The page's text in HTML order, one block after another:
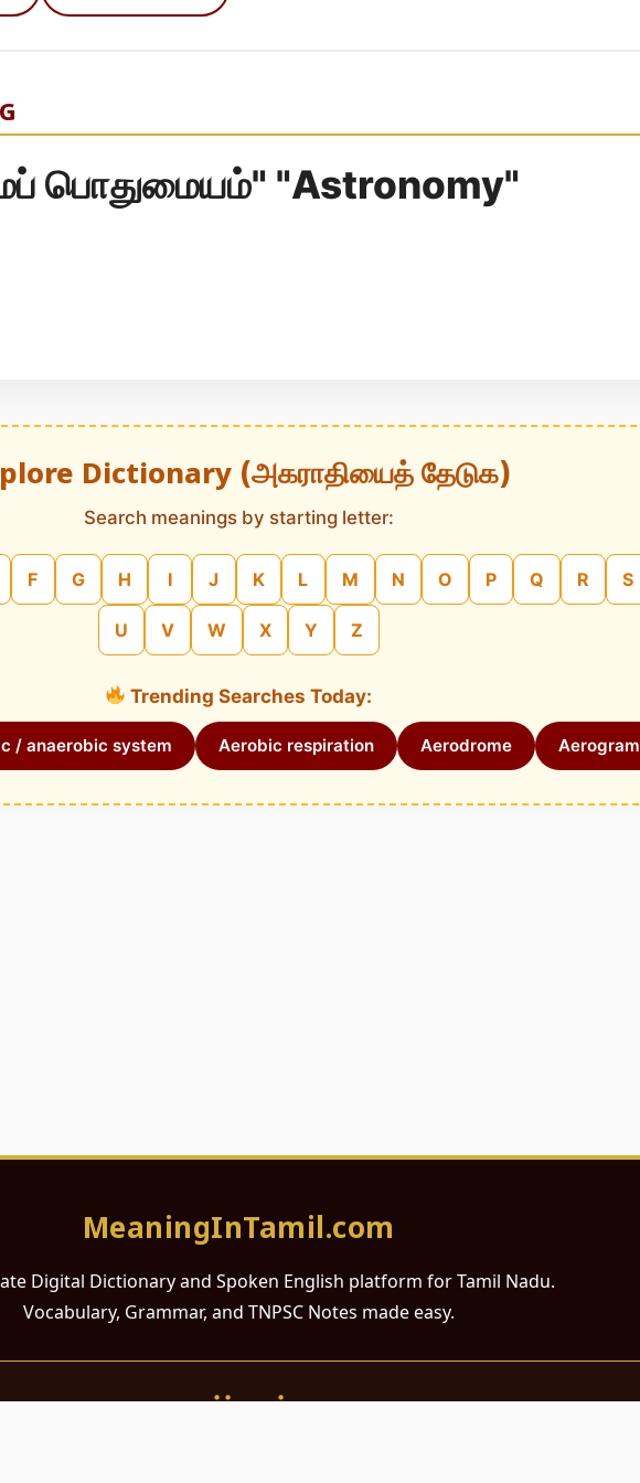
பொதுமையம்" "Astronomy"
Dictionary (அகராதியைத் தேடுக)
Search meanings by starting letter:
F G H I J K L M N O P Q R S
U V W X Y Z
Trending Searches Today:
/ anaerobic system Aerobic respiration Aerodrome Aerogram
MeaningInTamil.com
Digital Dictionary and Spoken English platform for Tamil Nadu.
Vocabulary, Grammar, and TNPSC Notes made easy.
சமர்ப்பணம்